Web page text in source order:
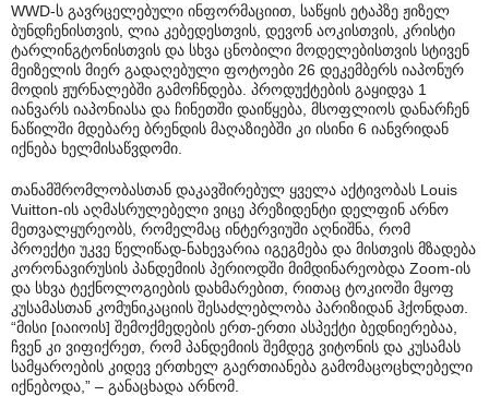
WWD-ს გავრცელებული ინფორმაციით, საწყის ეტაპზე ჟიზელ
ბუნდჩენისთვის, ლია კებედესთვის, დევონ აოკისთვის, კრისტი
ტარლინგტონისთვის და სხვა ცნობილი მოდელებისთვის სტივენ
მეიზელის მიერ გადაღებული ფოტოები 26 დეკემბერს იაპონურ
მოდის ჟურნალებში გამოჩნდება. პროდუქტების გაყიდვა 1
იანვარს იაპონიასა და ჩინეთში დაიწყება, მსოფლიოს დანარჩენ
ნაწილში მდებარე ბრენდის მაღაზიებში კი ისინი 6 იანვრიდან
იქნება ხელმისაწვდომი.
თანამშრომლობასთან დაკავშირებულ ყველა აქტივობას Louis
Vuitton-ის აღმასრულებელი ვიცე პრეზიდენტი დელფინ არნო
მეთვალყურეობს, რომელმაც ინტერვიუში აღნიშნა, რომ
პროექტი უკვე წელიწად-ნახევარია იგეგმება და მისთვის მზადება
კორონავირუსის პანდემიის პერიოდში მიმდინარეობდა Zoom-ის
და სხვა ტექნოლოგიების დახმარებით, რითაც ტოკიოში მყოფ
კუსამასთან კომუნიკაციის შესაძლებლობა პარიზიდან ჰქონდათ.
“მისი [იაიოის] შემოქმედების ერთ-ერთი ასპექტი ბედნიერებაა,
ჩვენ კი ვიფიქრეთ, რომ პანდემიის შემდეგ ვიტონის და კუსამას
სამყაროების კიდევ ერთხელ გაერთიანება გამომაცოცხლებელი
იქნებოდა,” – განაცხადა არნომ.